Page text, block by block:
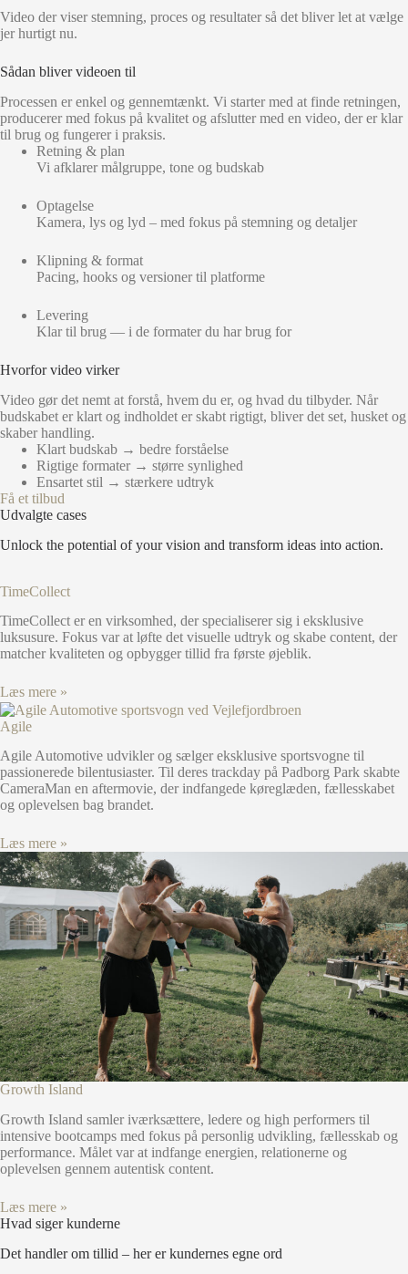
Video der viser stemning, proces og resultater så det bliver let at vælge
jer hurtigt nu.
Sådan bliver videoen til
Processen er enkel og gennemtænkt. Vi starter med at finde retningen,
producerer med fokus på kvalitet og afslutter med en video, der er klar
til brug og fungerer i praksis.
Retning & plan
Vi afklarer målgruppe, tone og budskab
Optagelse
Kamera, lys og lyd – med fokus på stemning og detaljer
Klipning & format
Pacing, hooks og versioner til platforme
Levering
Klar til brug — i de formater du har brug for
Hvorfor video virker
Video gør det nemt at forstå, hvem du er, og hvad du tilbyder. Når
budskabet er klart og indholdet er skabt rigtigt, bliver det set, husket og
skaber handling.
Klart budskab → bedre forståelse
Rigtige formater → større synlighed
Ensartet stil → stærkere udtryk
Få et tilbud
Udvalgte cases
Unlock the potential of your vision and transform ideas into action.
TimeCollect
TimeCollect er en virksomhed, der specialiserer sig i eksklusive
luksusure. Fokus var at løfte det visuelle udtryk og skabe content, der
matcher kvaliteten og opbygger tillid fra første øjeblik.
Læs mere »
Agile
Agile Automotive udvikler og sælger eksklusive sportsvogne til
passionerede bilentusiaster. Til deres trackday på Padborg Park skabte
CameraMan en aftermovie, der indfangede køreglæden, fællesskabet
og oplevelsen bag brandet.
Læs mere »
Growth Island
Growth Island samler iværksættere, ledere og high performers til
intensive bootcamps med fokus på personlig udvikling, fællesskab og
performance. Målet var at indfange energien, relationerne og
oplevelsen gennem autentisk content.
Læs mere »
Hvad siger kunderne
Det handler om tillid – her er kundernes egne ord